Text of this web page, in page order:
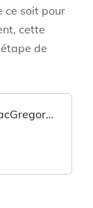
ce soit pour
cette
de